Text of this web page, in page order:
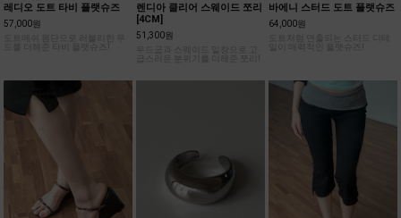
레디오 도트 타비 플랫슈즈
57,000원
드를 더해준 타비 플랫슈즈!
렌디아 클리어 스웨이드 쪼리
[4CM]
51,300원
우드굽과 스웨이드 밑창으로 고
급스러운 분위기를 더해준 쪼리!
바에니 스터드 도트 플랫슈즈
64,000원
도트처럼 연출되는 스터드 디테
일이 매력적인 플랫슈즈!